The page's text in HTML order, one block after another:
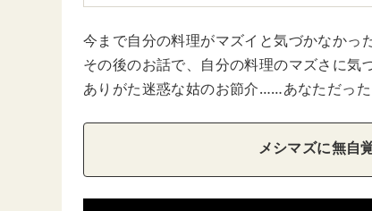
今まで自分の料理がマズイと気づかなかっ
その後のお話で、自分の料理のマズさに気
ありがた迷惑な姑のお節介……あなただっ
メシマズに無自